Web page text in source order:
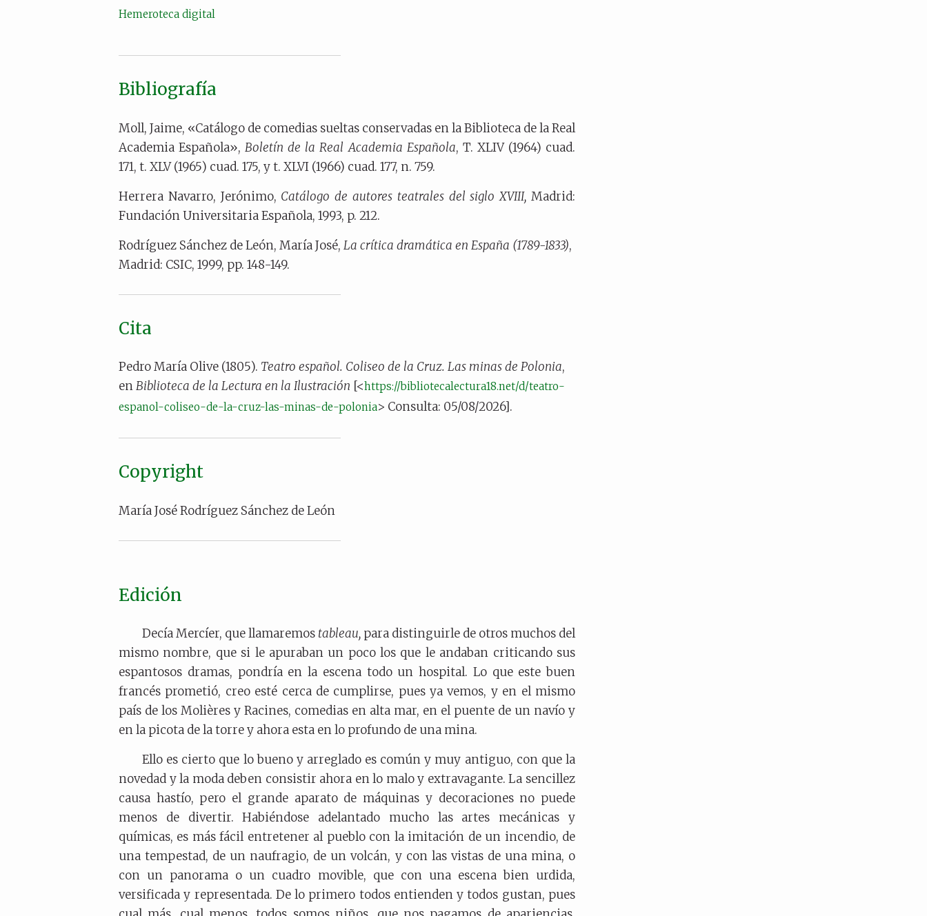
Hemeroteca digital
Bibliografía
Moll, Jaime, «Catálogo de comedias sueltas conservadas en la Biblioteca de la Real
Academia Española»,Boletín de la Real Academia Española, T. XLIV (1964) cuad.
171, t. XLV (1965) cuad. 175, y t. XLVI (1966) cuad. 177, n. 759.
Herrera Navarro, Jerónimo, Catálogo de autores teatrales del siglo XVIII,Madrid:
Fundación Universitaria Española, 1993, p. 212.
Rodríguez Sánchez de León, María José, La crítica dramática en España (1789-1833),
Madrid: CSIC, 1999, pp. 148-149.
Cita
Pedro María Olive (1805). Teatro español. Coliseo de la Cruz. Las minas de Polonia,
enBiblioteca de la Lectura en la Ilustración [<https://bibliotecalectura18.net/d/teatro-
espanol-coliseo-de-la-cruz-las-minas-de-polonia> Consulta: 05/08/2026].
Copyright
María José Rodríguez Sánchez de León
Edición
Decía Mercíer, que llamaremos tableau, para distinguirle de otros muchos del
mismo nombre, que si le apuraban un poco los que le andaban criticando sus
espantosos dramas, pondría en la escena todo un hospital. Lo que este buen
francés prometió, creo esté cerca de cumplirse, pues ya vemos, y en el mismo
país de los Molières y Racines, comedias en alta mar, en el puente de un navío y
en la picota de la torre y ahora esta en lo profundo de una mina.
Ello es cierto que lo bueno y arreglado es común y muy antiguo, con que la
novedad y la moda deben consistir ahora en lo malo y extravagante. La sencillez
causa hastío, pero el grande aparato de máquinas y decoraciones no puede
menos de divertir. Habiéndose adelantado mucho las artes mecánicas y
químicas, es más fácil entretener al pueblo con la imitación de un incendio, de
una tempestad, de un naufragio, de un volcán, y con las vistas de una mina, o
con un panorama o un cuadro movible, que con una escena bien urdida,
versificada y representada. De lo primero todos entienden y todos gustan, pues